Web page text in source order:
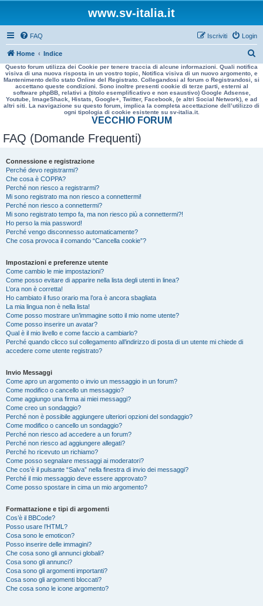
www.sv-italia.it
FAQ Login
Iscriviti
Home Indice
e
r
a
Questo forum utilizza dei Cookie per tenere traccia di alcune informazioni. Quali notifica
visiva di una nuova risposta in un vostro topic, Notifica visiva di un nuovo argomento, e
Mantenimento dello stato Online del Registrato. Collegandosi al forum o Registrandosi, si
accettano queste condizioni. Sono inoltre presenti cookie di terze parti, esterni al
software phpBB, relativi a (titolo esemplificativo e non esaustivo) Google Adsense,
Youtube, ImageShack, Histats, Google+, Twitter, Facebook, (e altri Social Network), e ad
altri siti. La navigazione su questo forum, implica la completa accettazione dell’utilizzo di
ogni tipologia di cookie esistente su sv-italia.it.
VECCHIO FORUM
FAQ (Domande Frequenti)
Connessione e registrazione
Perché devo registrarmi?
Che cosa è COPPA?
Perché non riesco a registrarmi?
Mi sono registrato ma non riesco a connettermi!
Perché non riesco a connettermi?
Mi sono registrato tempo fa, ma non riesco più a connettermi?!
Ho perso la mia password!
Perché vengo disconnesso automaticamente?
Che cosa provoca il comando “Cancella cookie”?
Impostazioni e preferenze utente
Come cambio le mie impostazioni?
Come posso evitare di apparire nella lista degli utenti in linea?
L’ora non è corretta!
Ho cambiato il fuso orario ma l’ora è ancora sbagliata
La mia lingua non è nella lista!
Come posso mostrare un’immagine sotto il mio nome utente?
Come posso inserire un avatar?
Qual è il mio livello e come faccio a cambiarlo?
Perché quando clicco sul collegamento all’indirizzo di posta di un utente mi chiede di
accedere come utente registrato?
Invio Messaggi
Come apro un argomento o invio un messaggio in un forum?
Come modifico o cancello un messaggio?
Come aggiungo una firma ai miei messaggi?
Come creo un sondaggio?
Perché non è possibile aggiungere ulteriori opzioni del sondaggio?
Come modifico o cancello un sondaggio?
Perché non riesco ad accedere a un forum?
Perché non riesco ad aggiungere allegati?
Perché ho ricevuto un richiamo?
Come posso segnalare messaggi ai moderatori?
Che cos’è il pulsante “Salva” nella finestra di invio dei messaggi?
Perché il mio messaggio deve essere approvato?
Come posso spostare in cima un mio argomento?
Formattazione e tipi di argomenti
Cos’è il BBCode?
Posso usare l’HTML?
Cosa sono le emoticon?
Posso inserire delle immagini?
Che cosa sono gli annunci globali?
Cosa sono gli annunci?
Cosa sono gli argomenti importanti?
Cosa sono gli argomenti bloccati?
Che cosa sono le icone argomento?